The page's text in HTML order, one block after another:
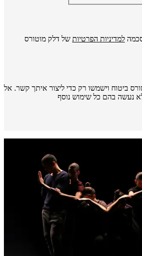
למדיניות הפרטיות של דלק מוטורס
ביטוח וישמשו רק כדי ליצור איתך קשר. אל
בהם כל שימוש נוסף